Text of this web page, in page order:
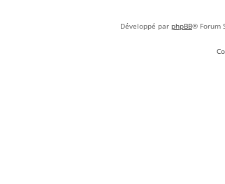
Développé par phpBB® Forum